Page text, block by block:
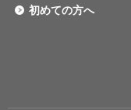
初めての方へ